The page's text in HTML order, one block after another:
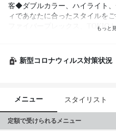
客◆ダブルカラー、ハイライト
ィであなたに合ったスタイルを
ファイバープレックス、TOKIO
新型コロナウィルス対策状況
メニュー スタイリスト
定額で受けられるメニュー